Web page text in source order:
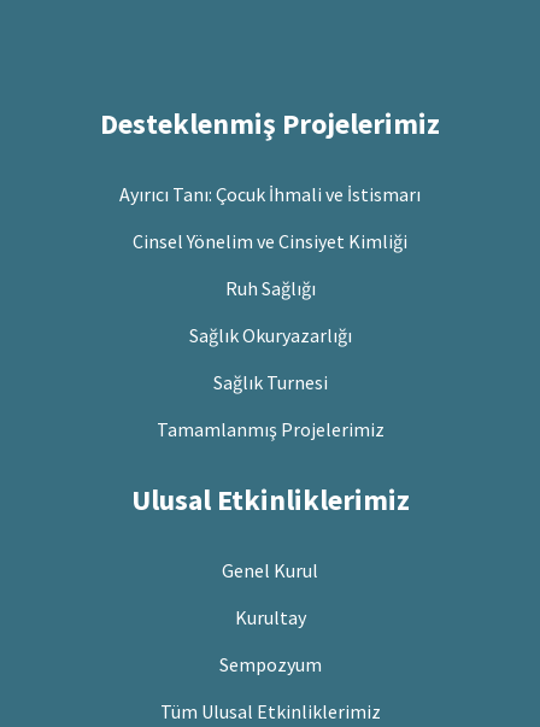
Desteklenmiş Projelerimiz
Ayırıcı Tanı: Çocuk İhmali ve İstismarı
Cinsel Yönelim ve Cinsiyet Kimliği
Ruh Sağlığı
Sağlık Okuryazarlığı
Sağlık Turnesi
Tamamlanmış Projelerimiz
Ulusal Etkinliklerimiz
Genel Kurul
Kurultay
Sempozyum
Tüm Ulusal Etkinliklerimiz